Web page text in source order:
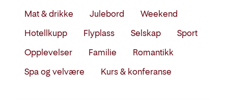
sted
eller
tema
Mat & drikke
Julebord
Weekend
Hotellkupp
Flyplass Selskap
Sport
Opplevelser
Familie
Romantikk
Spa og velvære
Kurs & konferanse